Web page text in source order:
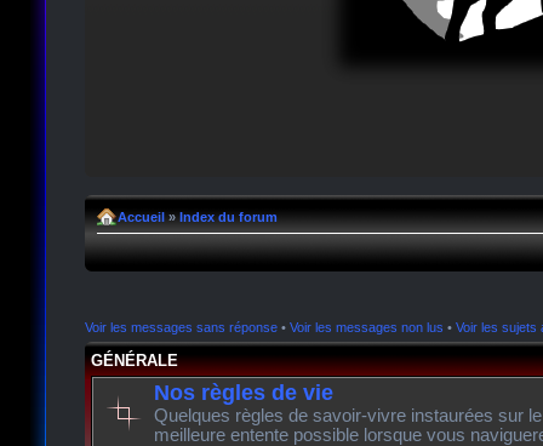
Accueil » Index du forum
Voir les messages sans réponse • Voir les messages non lus • Voir les sujets
GÉNÉRALE
Nos règles de vie
Quelques règles de savoir-vivre instaurées sur
meilleure entente possible lorsque vous